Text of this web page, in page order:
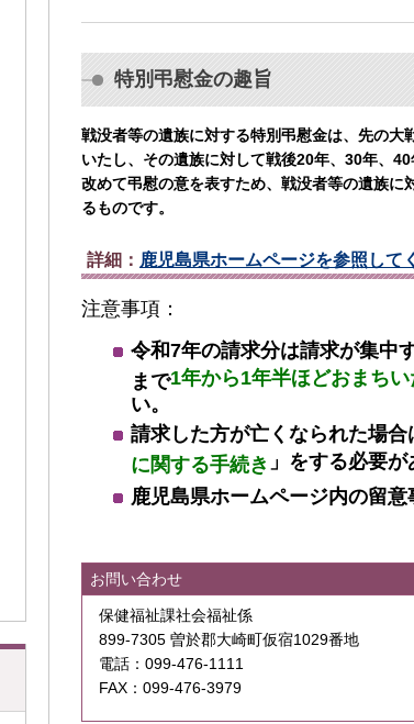
特別弔慰金の趣旨
戦没者等の遺族に対する特別弔慰金は、先の
いたし、その遺族に対して戦後20年、30年、
改めて弔慰の意を表すため、戦没者等の遺族
るものです。
詳細： 鹿児島県ホームページを参照して
注意事項：
令和7年の請求分は請求が集中
まで1年から1年半ほどおまちい
い。
請求した方が亡くなられた場合
に関する手続き 」をする必要
鹿児島県ホームページ内の留意
お問い合わせ
保健福祉課社会福祉係
899-7305 曽於郡大崎町仮宿1029番地
電話：099-476-1111
FAX：099-476-3979